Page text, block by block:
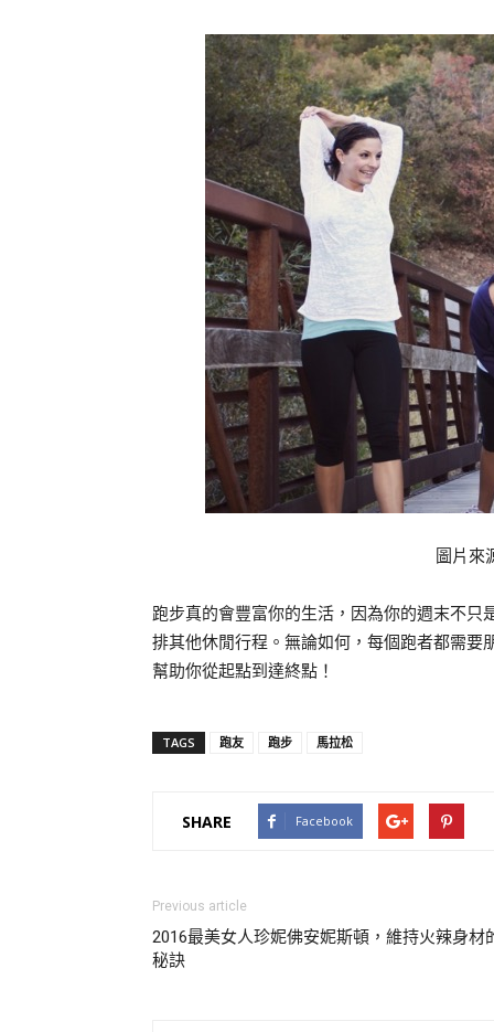
圖片來
跑步真的會豐富你的生活，因為你的週末不
排其他休閒行程。無論如何，每個跑者都需要
幫助你從起點到達終點！
TAGS 跑友 跑步 馬拉松
SHARE Facebook
Previous article
2016最美女人珍妮佛安妮斯頓，維持火辣身材
秘訣